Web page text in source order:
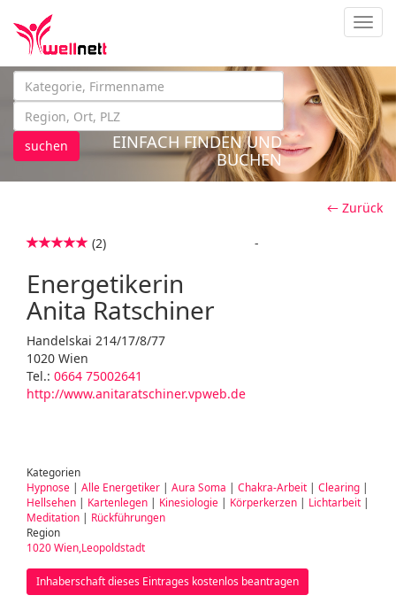
suchen
EINFACH FINDEN UND
BUCHEN
← Zurück
(2)
Energetikerin
Anita Ratschiner
Handelskai 214/17/8/77
1020 Wien
Tel.: 0664 75002641
http://www.anitaratschiner.vpweb.de
-
Kategorien
Hypnose | Alle Energetiker | Aura Soma | Chakra-Arbeit | Clearing |
Hellsehen | Kartenlegen | Kinesiologie | Körperkerzen | Lichtarbeit |
Meditation | Rückführungen
Region
1020 Wien,Leopoldstadt
Inhaberschaft dieses Eintrages kostenlos beantragen